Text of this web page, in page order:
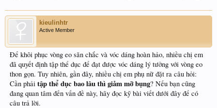
kieulinhtr
Active Member
Để khôi phục vòng eo săn chắc và vóc dáng hoàn hảo, nhiều chị em
đã quyết định tập thể dục để đạt được vóc dáng lý tưởng với vòng eo
thon gọn. Tuy nhiên, gần đây, nhiều chị em phụ nữ đặt ra câu hỏi:
Cần phải tập thể dục bao lâu thì giảm mỡ bụng? Nếu bạn cũng
đang quan tâm đến vấn đề này, hãy đọc kỹ bài viết dưới đây để có
câu trả lời.